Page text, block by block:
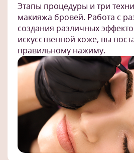
Этапы процедуры и три
макияжа бровей. Работа с
создания различных
искусственной коже, вы
правильному нажиму.